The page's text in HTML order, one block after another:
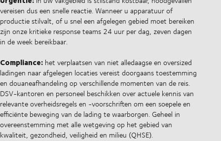
vereisen dus een snelle reactie. Wanneer u apparatuur of
productie stilvalt, of u snel een afgelegen gebied moet bereiken
zijn onze kritieke response teams 24 uur per dag, zeven dagen
in de week bereikbaar.
Compliance: het verplaatsen van niet alledaagse en oversized
ladingen naar afgelegen locaties vereist doorgaans toestemming
en douaneafhandeling op verschillende momenten van de reis.
DSV-kantoren en personeel beschikken over actuele kennis van
relevante overheidsregels en -voorschriften om een soepele en
efficiënte beweging van de lading te waarborgen. Geheel in
overeenstemming met alle wetgeving op het gebied van
kwaliteit, gezondheid, veiligheid en milieu (QHSE).